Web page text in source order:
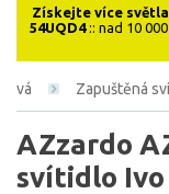
Získejte více
54UQD4:: nad 10 000
Zapuštěná
AZzardo
svítidlo Ivo